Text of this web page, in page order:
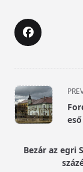
<span
class="nav-
subtitle
reader-
text">Page</
Bezár az egri